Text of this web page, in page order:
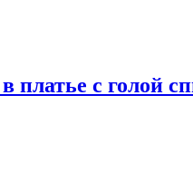
платье с голой